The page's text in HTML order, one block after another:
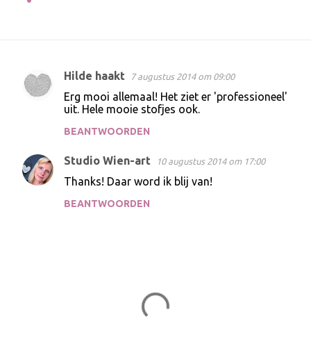
R
t
i
Hilde haakt 7 augustus 2014 om 09:00
Erg mooi allemaal! Het ziet er 'professioneel'
uit. Hele mooie stofjes ook.
BEANTWOORDEN
Studio Wien-art 10 augustus 2014 om 17:00
Thanks! Daar word ik blij van!
BEANTWOORDEN